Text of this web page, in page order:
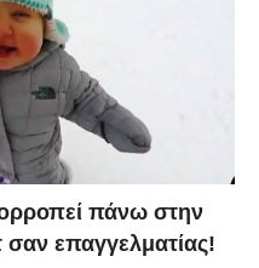
πάνω στην
επαγγελματίας!